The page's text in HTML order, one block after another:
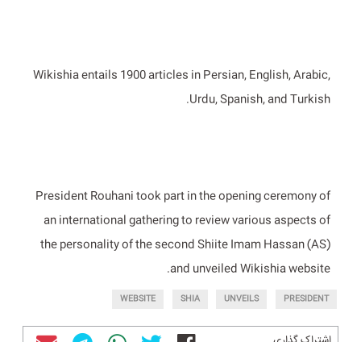
Wikishia entails 1900 articles in Persian, English, Arabic,
Urdu, Spanish, and Turkish.
President Rouhani took part in the opening ceremony of
an international gathering to review various aspects of
the personality of the second Shiite Imam Hassan (AS)
and unveiled Wikishia website.
PRESIDENT
UNVEILS
SHIA
WEBSITE